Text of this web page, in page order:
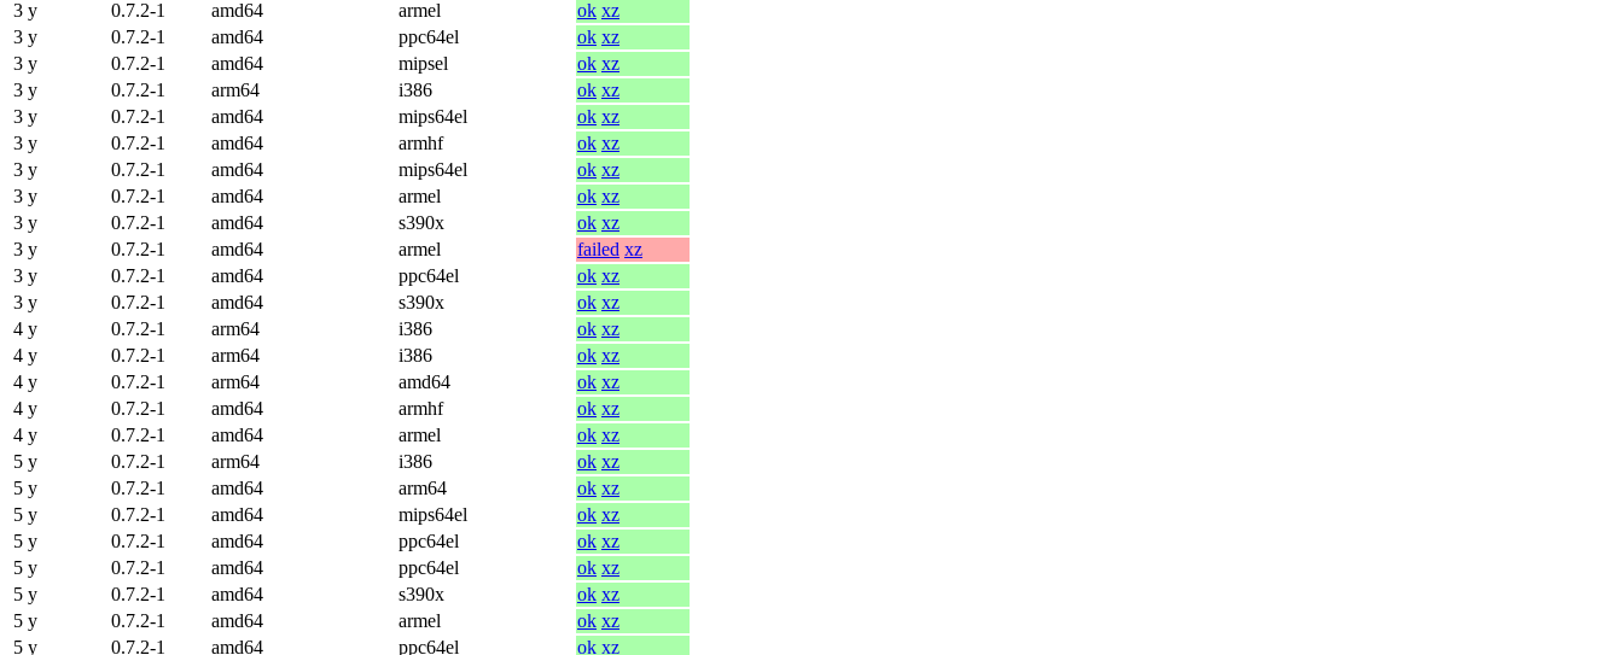
3 y
0.7.2-1 amd64 armel ok xz
3 y
0.7.2-1 amd64 ppc64el ok xz
3 y
0.7.2-1 amd64 mipsel ok xz
3 y
0.7.2-1 arm64 i386 ok xz
3 y
0.7.2-1 amd64 mips64el ok xz
3 y
0.7.2-1 amd64 armhf ok xz
3 y
0.7.2-1 amd64 mips64el ok xz
3 y
0.7.2-1 amd64 armel ok xz
3 y
0.7.2-1 amd64 s390x ok xz
3 y
0.7.2-1 amd64 armel failed xz
3 y
0.7.2-1 amd64 ppc64el ok xz
3 y
0.7.2-1 amd64 s390x ok xz
4 y
0.7.2-1 arm64 i386 ok xz
4 y
0.7.2-1 arm64 i386 ok xz
4 y
0.7.2-1 arm64 amd64 ok xz
4 y
0.7.2-1 amd64 armhf ok xz
4 y
0.7.2-1 amd64 armel ok xz
5 y
0.7.2-1 arm64 i386 ok xz
5 y
0.7.2-1 amd64 arm64 ok xz
5 y
0.7.2-1 amd64 mips64el ok xz
5 y
0.7.2-1 amd64 ppc64el ok xz
5 y
0.7.2-1 amd64 ppc64el ok xz
5 y
0.7.2-1 amd64 s390x ok xz
5 y
0.7.2-1 amd64 armel ok xz
5 y
0.7.2-1 amd64 ppc64el ok xz